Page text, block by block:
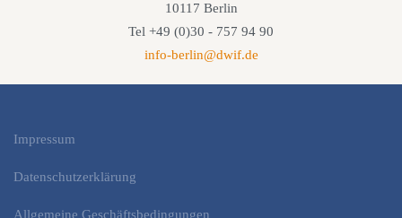
10117 Berlin
Tel +49 (0)30 - 757 94 90
info-berlin@dwif.de
Impressum
Datenschutzerklärung
Allgemeine Geschäftsbedingungen